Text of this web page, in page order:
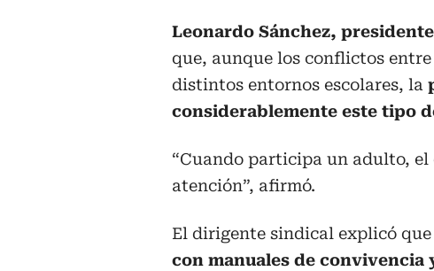
Leonardo Sánchez,
que, aunque los conflictos
distintos entornos escolares, la
considerablemente este tipo
“Cuando participa un adulto,
atención”, afirmó.
El dirigente sindical explicó
con manuales de convivencia